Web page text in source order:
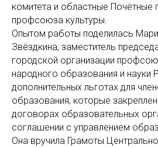
комитета и областные Почётные
профсоюза культуры.
Опытом работы поделилась
Звёздкина, заместитель
городской организации
народного образования и науки
дополнительных льготах для
образования, которые
договорах образовательных
соглашении с управлением
Она вручила Грамоты